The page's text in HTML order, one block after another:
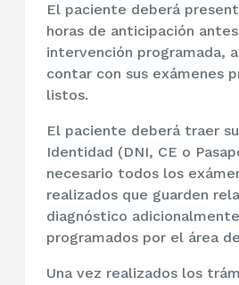
El paciente deberá
horas de anticipación
intervención programada,
contar con sus exámenes
listos.
El paciente deberá traer
Identidad (DNI, CE o
necesario todos los
realizados que guarden
diagnóstico
programados por el área
Una vez realizados los